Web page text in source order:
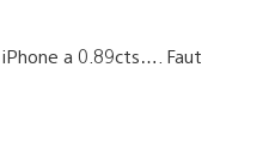
a 0.89cts…. Faut